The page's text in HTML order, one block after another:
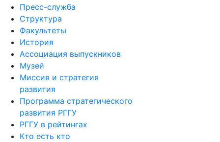
Пресс-служба
Структура
Факультеты
История
Ассоциация выпускников
Музей
Миссия и стратегия
развития
Программа стратегического
развития РГГУ
РГГУ в рейтингах
Кто есть кто